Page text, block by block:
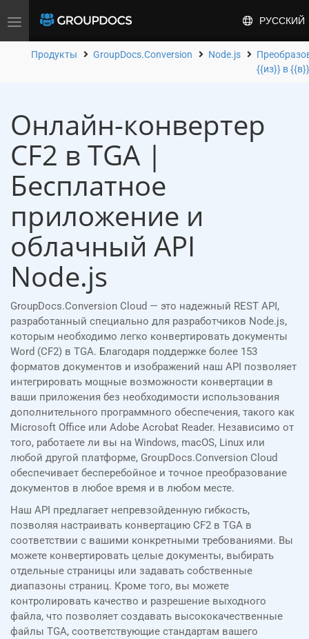
Toggle
РУССКИЙ
Продукты GroupDocs.Conversion Node.js
{{из}} в {{в}}
Онлайн-конвертер
CF2 в TGA |
Бесплатное
приложение и
облачный API
Node.js
GroupDocs.Conversion Cloud — это надежный REST API,
разработанный специально для разработчиков Node.js,
которым необходимо легко конвертировать документы
Word (CF2) в TGA. Благодаря поддержке более 153
форматов документов и изображений наш API позволяет
интегрировать мощные возможности конвертации в
ваши приложения без необходимости использования
дополнительного программного обеспечения, такого как
Microsoft Office или Adobe Acrobat Reader. Независимо от
того, работаете ли вы на Windows, macOS, Linux или
любой другой платформе, GroupDocs.Conversion Cloud
обеспечивает бесперебойное и точное преобразование
документов в любое время и в любом месте.
Наш API предлагает непревзойденную гибкость,
позволяя настраивать конвертацию CF2 в TGA в
соответствии с вашими конкретными требованиями. Вы
можете конвертировать целые документы, выбирать
отдельные страницы или задавать собственные
диапазоны страниц. Кроме того, вы можете
контролировать качество и разрешение выходного
файла, что позволяет создавать высококачественные
файлы TGA, соответствующие стандартам вашего